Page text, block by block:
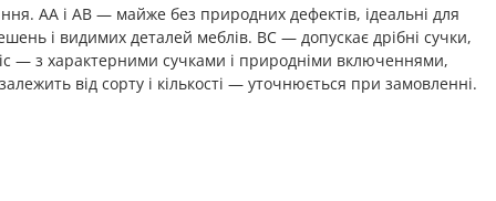
AA і AB — майже без природних дефектів, ідеальні для
і видимих деталей меблів. BC — допускає дрібні сучки,
— з характерними сучками і природніми включеннями,
від сорту і кількості — уточнюється при замовленні.